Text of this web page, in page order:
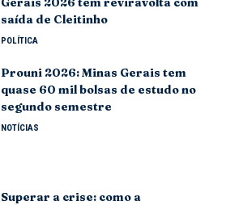
saída de Cleitinho
POLÍTICA
Prouni 2026: Minas Gerais tem
quase 60 mil bolsas de estudo no
segundo semestre
NOTÍCIAS
Superar a crise: como a